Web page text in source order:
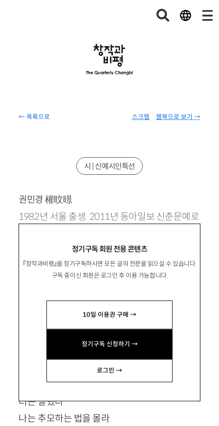
← 목록으로 웹북으로 보기 →
스크랩
정기구독 회원 전용 콘텐츠
『창작과비평』을 정기구독하시면 모든 글의 전문을 읽으실 수 있습니다.
구독 중이신 회원은 로그인 후 이용 가능합니다.
10일 이용권 구매 →
정기구독 신청하기 →
로그인 →
시 | 신예시인특선
권민경 權旼暻
1982년 서울 출생. 2011년 동아일보 신춘문예로
꿈은 또 날아가네 절망의 껍질을 깨고*
추모는 살아 있는 사람을 위한 거야
너는 말했다
나는 추모하는 법을 몰라